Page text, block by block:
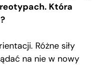
Która
Różne siły
na nie w nowy